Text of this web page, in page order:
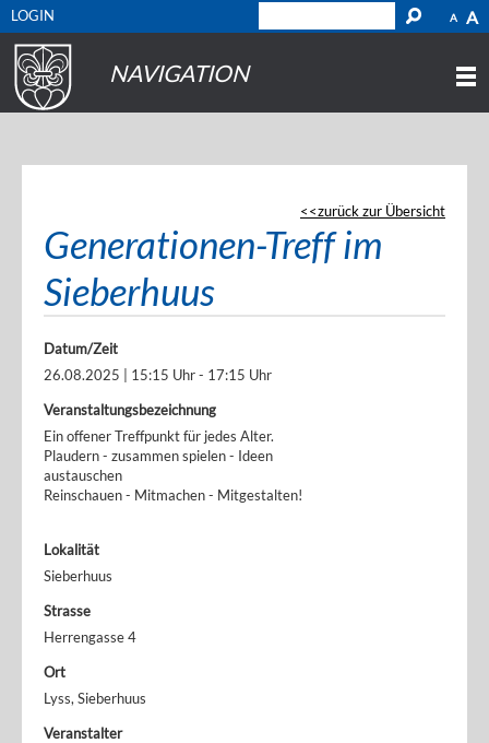
A A
LOGIN
NAVIGATION
zurück zur Übersicht
Generationen-Treff im
Sieberhuus
Datum/Zeit
26.08.2025 | 15:15 Uhr - 17:15 Uhr
Veranstaltungsbezeichnung
Ein offener Treffpunkt für jedes Alter.
Plaudern - zusammen spielen - Ideen
austauschen
Reinschauen - Mitmachen - Mitgestalten!
Lokalität
Sieberhuus
Strasse
Herrengasse 4
Ort
Lyss, Sieberhuus
Veranstalter